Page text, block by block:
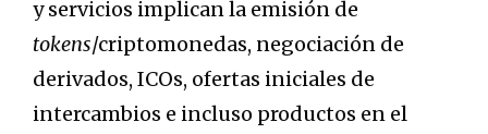
y servicios implican la emisión de
tokens/criptomonedas, negociación de
derivados, ICOs, ofertas iniciales de
intercambios e incluso productos en el